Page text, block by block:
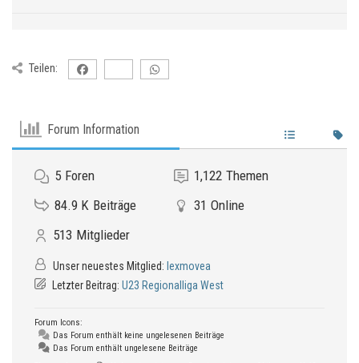
Teilen:
Forum Information
5 Foren 1,122 Themen
84.9 K Beiträge 31 Online
513 Mitglieder
Unser neuestes Mitglied: lexmovea
Letzter Beitrag: U23 Regionalliga West
Forum Icons:
Das Forum enthält keine ungelesenen Beiträge
Das Forum enthält ungelesene Beiträge